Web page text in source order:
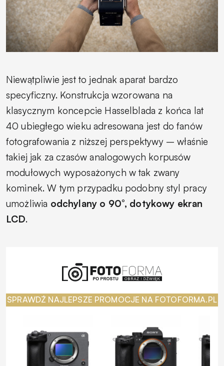
Niewątpliwie jest to jednak aparat bardzo
specyficzny. Konstrukcja wzorowana na
klasycznym koncepcie Hasselblada z końca lat
40 ubiegłego wieku adresowana jest do fanów
fotografowania z niższej perspektywy – właśnie
takiej jak za czasów analogowych korpusów
modułowych wyposażonych w tak zwany
kominek. W tym przypadku podobny styl pracy
umożliwia odchylany o 90°, dotykowy ekran
LCD.
SPRAWDŹ NAJLEPSZE PROMOCJE NA FOTOFORMA.PL